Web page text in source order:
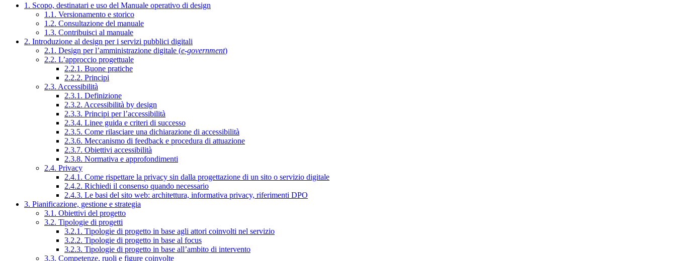
1. Scopo, destinatari e uso del Manuale operativo di design
1.1. Versionamento e storico
1.2. Consultazione del manuale
1.3. Contribuisci al manuale
2. Introduzione al design per i servizi pubblici digitali
2.1. Design per l’amministrazione digitale (e-government)
2.2. L’approccio progettuale
2.2.1. Buone pratiche
2.2.2. Principi
2.3. Accessibilità
2.3.1. Definizione
2.3.2. Accessibilità by design
2.3.3. Principi per l’accessibilità
2.3.4. Linee guida e criteri di successo
2.3.5. Come rilasciare una dichiarazione di accessibilità
2.3.6. Meccanismo di feedback e procedura di attuazione
2.3.7. Obiettivi accessibilità
2.3.8. Normativa e approfondimenti
2.4. Privacy
2.4.1. Come rispettare la privacy sin dalla progettazione di un sito o servizio digitale
2.4.2. Richiedi il consenso quando necessario
2.4.3. Le basi del sito web: architettura, informativa privacy, riferimenti DPO
3. Pianificazione, gestione e strategia
3.1. Obiettivi del progetto
3.2. Tipologie di progetti
3.2.1. Tipologie di progetto in base agli attori coinvolti nel servizio
3.2.2. Tipologie di progetto in base al focus
3.2.3. Tipologie di progetto in base all’ambito di intervento
3.3. Competenze, ruoli e figure coinvolte